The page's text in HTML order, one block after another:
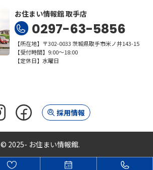
お住まい情報館 取手店
0297-63-5856
【所在地】〒302-0033 茨城県取手市米ノ井143-15
【受付時間】9:00～18:00
【定休日】水曜日
採用情報
© 2025- お住まい情報館.